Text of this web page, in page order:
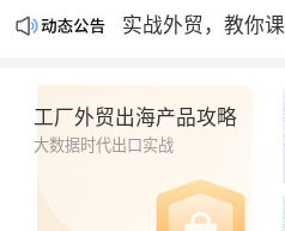
实战外贸，教你
工厂外贸出海产品攻略
大数据时代出口实战